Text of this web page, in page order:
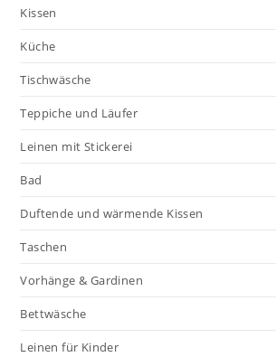
Kissen
Küche
Tischwäsche
Teppiche und Läufer
Leinen mit Stickerei
Bad
Duftende und wärmende Kissen
Taschen
Vorhänge & Gardinen
Bettwäsche
Leinen für Kinder